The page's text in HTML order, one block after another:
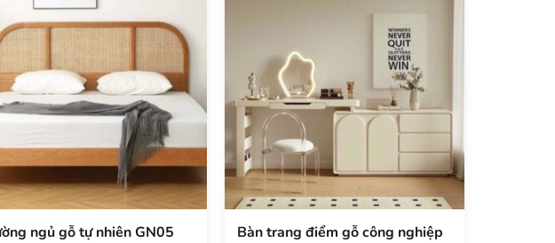
ngủ gỗ tự nhiên GN05
Bàn trang điểm gỗ công nghiệp